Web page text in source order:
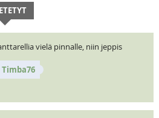
vielä pinnalle, niin jeppis
Timba76